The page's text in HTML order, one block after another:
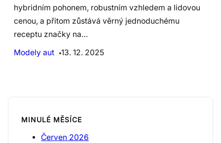
hybridním pohonem, robustním vzhledem a lidovou
cenou, a přitom zůstává věrný jednoduchému
receptu značky na…
Modely aut
13. 12. 2025
MINULÉ MĚSÍCE
Červen 2026